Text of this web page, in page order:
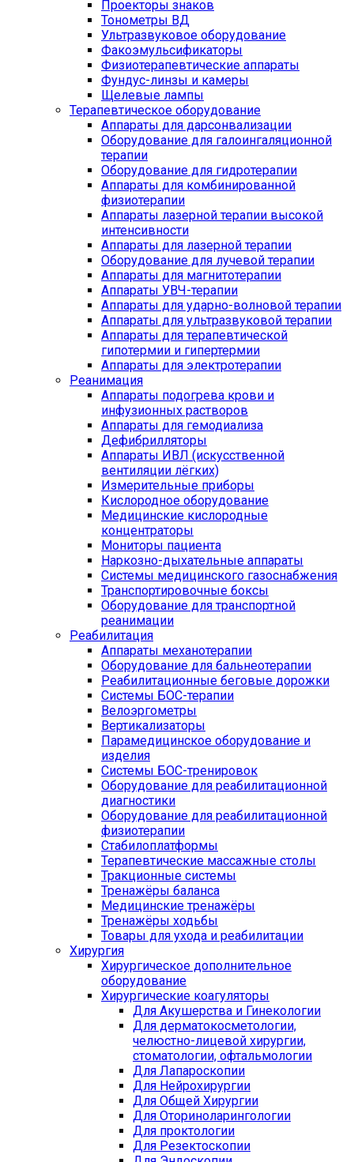
Проекторы знаков
Тонометры ВД
Ультразвуковое оборудование
Факоэмульсификаторы
Физиотерапевтические аппараты
Фундус-линзы и камеры
Щелевые лампы
Терапевтическое оборудование
Аппараты для дарсонвализации
Оборудование для галоингаляционной
терапии
Оборудование для гидротерапии
Аппараты для комбинированной
физиотерапии
Аппараты лазерной терапии высокой
интенсивности
Аппараты для лазерной терапии
Оборудование для лучевой терапии
Аппараты для магнитотерапии
Аппараты УВЧ-терапии
Аппараты для ударно-волновой терапии
Аппараты для ультразвуковой терапии
Аппараты для терапевтической
гипотермии и гипертермии
Аппараты для электротерапии
Реанимация
Аппараты подогрева крови и
инфузионных растворов
Аппараты для гемодиализа
Дефибрилляторы
Аппараты ИВЛ (искусственной
вентиляции лёгких)
Измерительные приборы
Кислородное оборудование
Медицинские кислородные
концентраторы
Мониторы пациента
Наркозно-дыхательные аппараты
Системы медицинского газоснабжения
Транспортировочные боксы
Оборудование для транспортной
реанимации
Реабилитация
Аппараты механотерапии
Оборудование для бальнеотерапии
Реабилитационные беговые дорожки
Системы БОС-терапии
Велоэргометры
Вертикализаторы
Парамедицинское оборудование и
изделия
Системы БОС-тренировок
Оборудование для реабилитационной
диагностики
Оборудование для реабилитационной
физиотерапии
Стабилоплатформы
Терапевтические массажные столы
Тракционные системы
Тренажёры баланса
Медицинские тренажёры
Тренажёры ходьбы
Товары для ухода и реабилитации
Хирургия
Хирургическое дополнительное
оборудование
Хирургические коагуляторы
Для Акушерства и Гинекологии
Для дерматокосметологии,
челюстно-лицевой хирургии,
стоматологии, офтальмологии
Для Лапароскопии
Для Нейрохирургии
Для Общей Хирургии
Для Оториноларингологии
Для проктологии
Для Резектоскопии